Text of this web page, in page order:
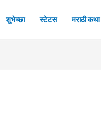
शुभेच्छा स्टेटस मराठी कथा